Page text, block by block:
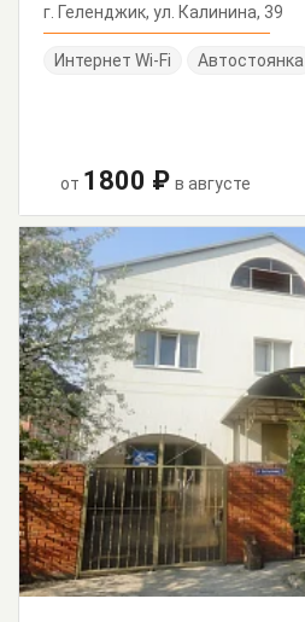
г. Геленджик, ул. Калинина, 39
Интернет Wi-Fi Автостоянка
от 1800 ₽ в августе